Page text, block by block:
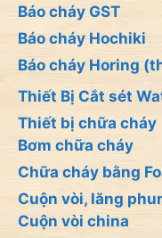
Báo cháy GST
Báo cháy Hochiki
Báo cháy Horing
Thiết Bị Cắt sét
Thiết bị chữa cháy
Bơm chữa cháy
Chữa cháy bằng
Cuộn vòi, lăng
Cuộn vòi china